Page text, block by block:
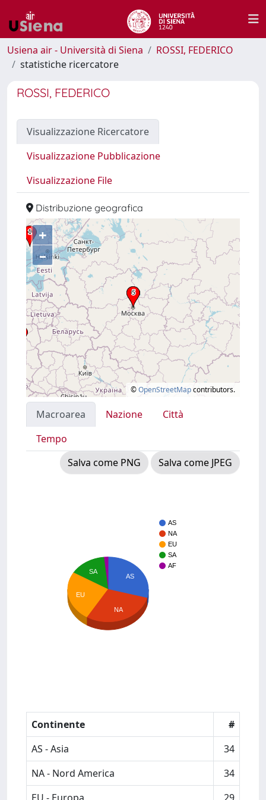
Usiena air - Università di Siena
ROSSI, FEDERICO
statistiche ricercatore
ROSSI, FEDERICO
Visualizzazione Ricercatore
Visualizzazione Pubblicazione
Visualizzazione File
Distribuzione geografica
+
–
©OpenStreetMapcontributors.
Macroarea Nazione
Città
Tempo
Salva come PNG
Salva come JPEG
AS
NA
EU
SA
AF
AS
SA
EU
NA
Continente
#
AS - Asia
34
NA - Nord America
34